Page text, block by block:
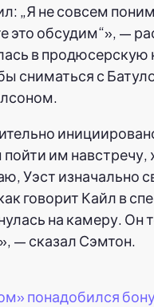
„Я не совсем
это обсудим“», —
в
сниматься с
им навстречу,
Уэст изначально
говорит Кайл в
на камеру. Он
— сказал Сэмтон.
понадобился